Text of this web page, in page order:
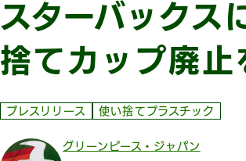
スターバック
捨てカップ廃
プレスリリース 使い捨てプラスチック
グリーンピース・ジャパン